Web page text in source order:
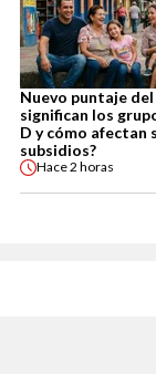
Nuevo puntaje del
significan los
D y cómo afectan
subsidios?
Hace2 horas